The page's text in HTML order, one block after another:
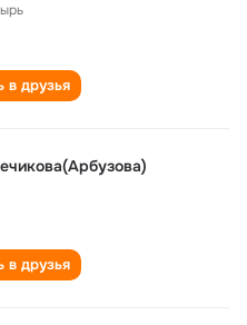
в друзья
в друзья